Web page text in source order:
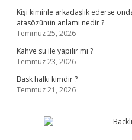
Kişi kiminle arkadaşlık ederse
atasözünün anlamı nedir ?
Temmuz 25, 2026
Kahve su ile yapılır mı ?
Temmuz 23, 2026
Bask halkı kimdir ?
Temmuz 21, 2026